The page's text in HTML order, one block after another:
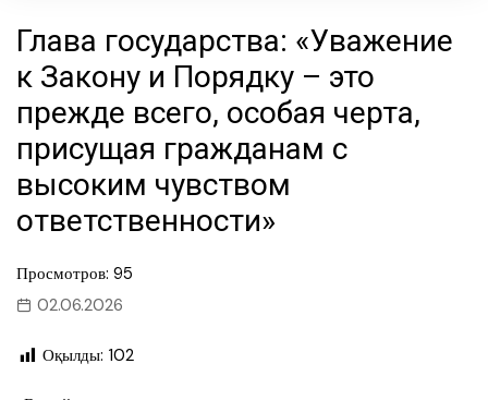
Глава государства: «Уважение
к Закону и Порядку – это
прежде всего, особая черта,
присущая гражданам с
высоким чувством
ответственности»
Просмотров: 95
02.06.2026
Оқылды: 102